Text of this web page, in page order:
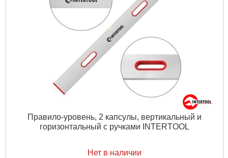
Правило-уровень, 2 капсулы, вертикальный и
горизонтальный с ручками INTERTOOL
Нет в наличии